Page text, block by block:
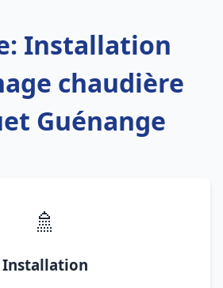
Installation
chaudière
Guénange
🚿
Installation